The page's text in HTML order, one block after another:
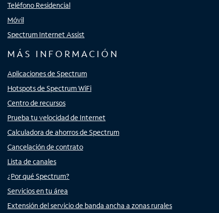
Teléfono Residencial
Móvil
Spectrum Internet Assist
MÁS INFORMACIÓN
Aplicaciones de Spectrum
Hotspots de Spectrum WiFi
Centro de recursos
Prueba tu velocidad de Internet
Calculadora de ahorros de Spectrum
Cancelación de contrato
Lista de canales
¿Por qué Spectrum?
Servicios en tu área
Extensión del servicio de banda ancha a zonas rurales